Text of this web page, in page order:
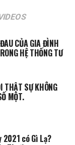
CỦA GIA ĐÌNH
HỆ THỐNG TƯ
THẬT SỰ KHÔNG
MỘT.
2021 có Gì Lạ?